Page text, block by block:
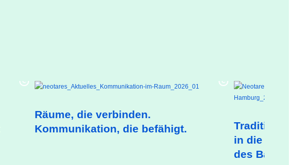
Räume, die verbinden.
Kommunikation, die befähigt.
Tradition
in die
des